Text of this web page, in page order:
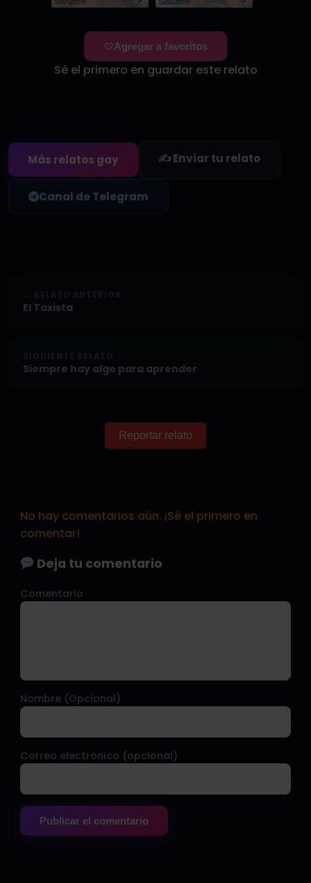
Agregar a favoritos
Sé el primero en guardar este relato
Más relatos gay ✍️ Enviar tu relato
Canal de Telegram
El Taxista
Siempre hay algo para aprender
Reportar relato
No hay comentarios aún. ¡Sé el primero en
comentar!
Deja tu comentario
Comentario
Nombre (Opcional)
Correo electrónico (opcional)